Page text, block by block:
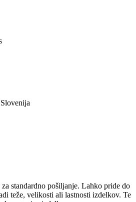
standardno pošiljanje. Lahko pride do
teže, velikosti ali lastnosti izdelkov. Te